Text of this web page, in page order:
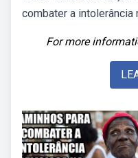
combater a intolerância
For more